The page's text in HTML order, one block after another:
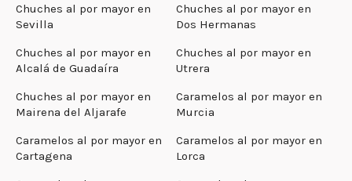
Chuches al por mayor en
Sevilla
Chuches al por mayor en
Dos Hermanas
Chuches al por mayor en
Alcalá de Guadaíra
Chuches al por mayor en
Utrera
Chuches al por mayor en
Mairena del Aljarafe
Caramelos al por mayor en
Murcia
Caramelos al por mayor en
Cartagena
Caramelos al por mayor en
Lorca